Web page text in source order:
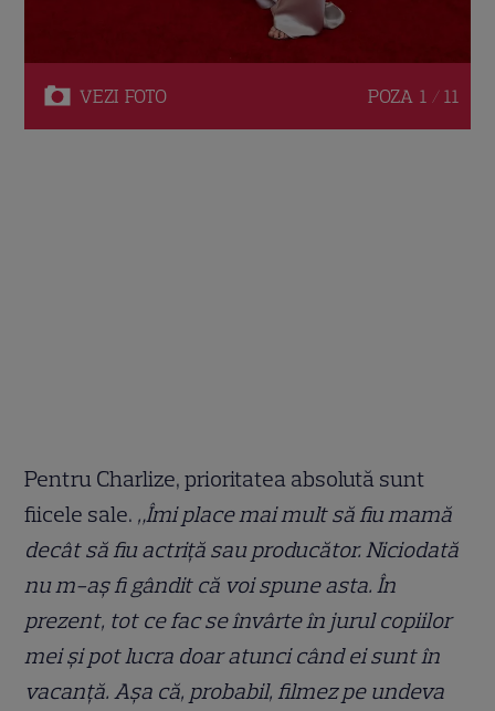
VEZI FOTO POZA 1 / 11
Pentru Charlize, prioritatea absolută sunt
fiicele sale. „Îmi place mai mult să fiu mamă
decât să fiu actriță sau producător. Niciodată
nu m-aș fi gândit că voi spune asta. În
prezent, tot ce fac se învârte în jurul copiilor
mei și pot lucra doar atunci când ei sunt în
vacanță. Așa că, probabil, filmez pe undeva